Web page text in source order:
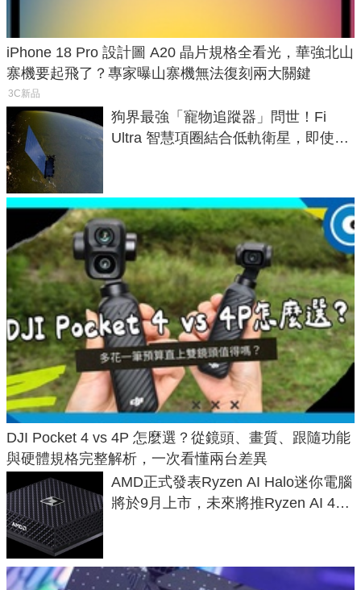
iPhone 18 Pro 設計圖 A20 晶片規格全看光，華強北山
寨機要起飛了？專家曝山寨機無法復刻兩大關鍵
3C新品
狗界最強「寵物追蹤器」問世！Fi
Ultra 智慧項圈結合低軌衛星，即使在
DJI Pocket 4 vs 4P 怎麼選？從鏡頭、畫質、跟隨功能
與硬體規格完整解析，一次看懂兩台差異
AMD正式發表Ryzen AI Halo迷你電腦
將於9月上市，未來將推Ryzen AI 400